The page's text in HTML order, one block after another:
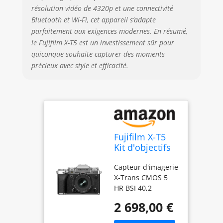
résolution vidéo de 4320p et une connectivité
Bluetooth et Wi-Fi, cet appareil s’adapte
parfaitement aux exigences modernes. En résumé,
le Fujifilm X-T5 est un investissement sûr pour
quiconque souhaite capturer des moments
précieux avec style et efficacité.
Fujifilm X-T5
Kit d'objectifs
Photo
numérique
sans Miroir
50mmF2.8-4.8
Capteur d'imagerie
X-Trans CMOS 5
HR BSI 40,2
images par
seconde en
2 698,00 €